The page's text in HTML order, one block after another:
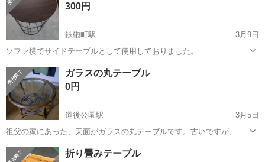
ます <必要経験> ス...
300円
鉄砲町駅
3月9日
ソファ横でサイドテーブルとして使用しておりました。
愛媛 松山市 鉄砲町駅 テーブル
ガラスの丸テーブル
0円
道後公園駅
3月5日
祖父の家にあった、天面がガラスの丸テーブルです。古いですが、し
っかりしています。 母が小さい頃に貼ったシールが残ってしまってい
ます。 サイズは直径が55cm、高さが43cmほどです。 松山近郊なら
愛媛 松山市 道後公園駅 テーブル
折り畳みテーブル